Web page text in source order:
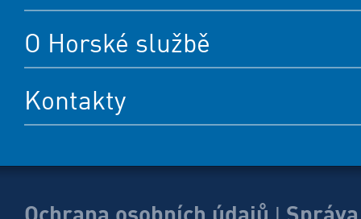
O Horské službě
Kontakty